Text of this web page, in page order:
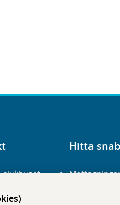
sjukhuset
Hitta